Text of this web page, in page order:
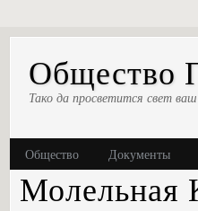
Общество
Тако да просветится свет
Общество Документы
Молельная